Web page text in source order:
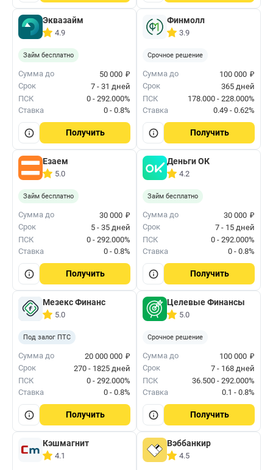
Эквазайм
4.9
Займ бесплатно
Сумма до 50 000 ₽
Срок
7 - 31 дней
ПСК
0 - 292.000%
Ставка
0 - 0.8%
Получить
Финмолл
3.9
Срочное решение
Сумма до 100 000 ₽
Срок
365 дней
ПСК
178.000 - 228.000%
Ставка
0.49 - 0.62%
Получить
Езаем
5.0
Займ бесплатно
Сумма до 30 000 ₽
Срок
5 - 35 дней
ПСК
0 - 292.000%
Ставка
0 - 0.8%
Получить
Деньги ОК
4.2
Займ бесплатно
Сумма до 30 000 ₽
Срок
7 - 15 дней
ПСК
0 - 292.000%
Ставка
0 - 0.8%
Получить
Мезекс Финанс
5.0
Под залог ПТС
Сумма до 20 000 000 ₽
Срок
270 - 1825 дней
ПСК
0 - 292.000%
Ставка
0 - 0.8%
Получить
Целевые Финансы
5.0
Срочное решение
Сумма до 100 000 ₽
Срок
7 - 168 дней
ПСК
36.500 - 292.000%
Ставка
0.1 - 0.8%
Получить
Кэшмагнит
4.1
Вэббанкир
4.5